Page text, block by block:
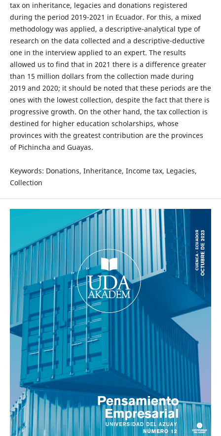
tax on inheritance, legacies and donations registered
during the period 2019-2021 in Ecuador. For this, a mixed
methodology was applied, a descriptive-analytical type of
research on the data collected and a descriptive-deductive
one in the interview applied to an expert. The results
allowed us to find that in 2021 there is a difference greater
than 15 million dollars from the collection made during
2019 and 2020; it should be noted that these periods are the
ones with the lowest collection, despite the fact that there is
progressive growth. On the other hand, the tax collection is
destined for higher education scholarships, whose
provinces with the greatest contribution are the provinces
of Pichincha and Guayas.
Keywords: Donations, Inheritance, Income tax, Legacies,
Collection